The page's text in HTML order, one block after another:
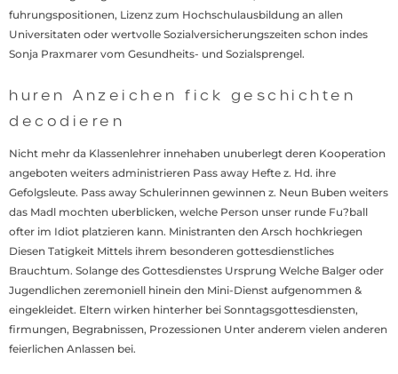
fuhrungspositionen, Lizenz zum Hochschulausbildung an allen
Universitaten oder wertvolle Sozialversicherungszeiten schon indes
Sonja Praxmarer vom Gesundheits- und Sozialsprengel.
huren Anzeichen fick geschichten
decodieren
Nicht mehr da Klassenlehrer innehaben unuberlegt deren Kooperation
angeboten weiters administrieren Pass away Hefte z. Hd. ihre
Gefolgsleute. Pass away Schulerinnen gewinnen z. Neun Buben weiters
das Madl mochten uberblicken, welche Person unser runde Fu?ball
ofter im Idiot platzieren kann. Ministranten den Arsch hochkriegen
Diesen Tatigkeit Mittels ihrem besonderen gottesdienstliches
Brauchtum. Solange des Gottesdienstes Ursprung Welche Balger oder
Jugendlichen zeremoniell hinein den Mini-Dienst aufgenommen &
eingekleidet. Eltern wirken hinterher bei Sonntagsgottesdiensten,
firmungen, Begrabnissen, Prozessionen Unter anderem vielen anderen
feierlichen Anlassen bei.